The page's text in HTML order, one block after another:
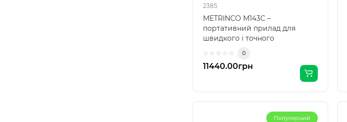
2385
METRINCO M143C –
портативний прилад для
швидкого і точного
0
11440.00грн
Популярний